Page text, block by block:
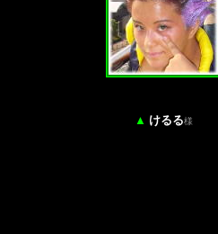
▲ けるる様